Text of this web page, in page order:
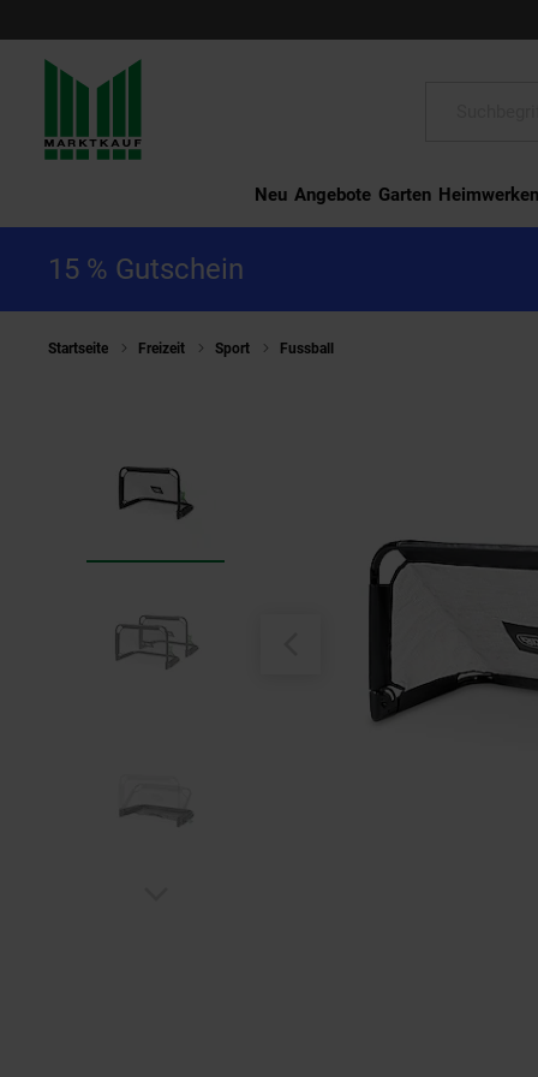
Neu Angebote Garten Heimwerken
15 % Gutschein
Startseite Freizeit Sport Fussball